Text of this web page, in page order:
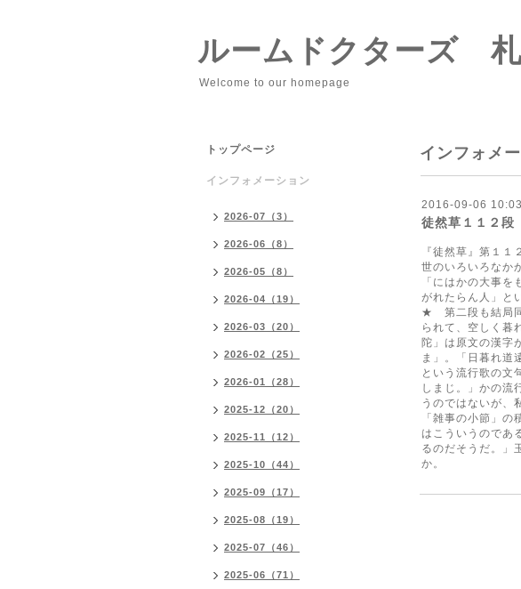
ルームドクターズ
Welcome to our homepage
インフォメ
2016-09-06
徒然草１１２
『徒然草』第１
世のいろいろなか
「にはかの大事
がれたらん人」と
★ 第二段も結局同
られて、空しく暮
陀」は原文の漢字
ま」。「日暮れ道
という流行歌の文
しまじ。」かの
うのではないが、
「雑事の小節」
はこういうのであ
るのだそうだ。」
か。
トップページ
インフォメーション
2026-07（3）
2026-06（8）
2026-05（8）
2026-04（19）
2026-03（20）
2026-02（25）
2026-01（28）
2025-12（20）
2025-11（12）
2025-10（44）
2025-09（17）
2025-08（19）
2025-07（46）
2025-06（71）